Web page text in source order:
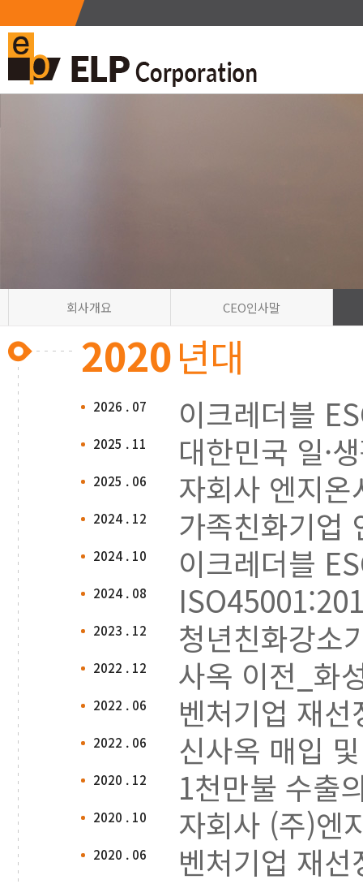
회사개요 CEO인사말
2020년대
2026 . 07 이크레더블
2025 . 11 대한민국 일·
2025 . 06 자회사 엔지
2024 . 12 가족친화기업
2024 . 10 이크레더블
2024 . 08
2023 . 12 청년친화강소
2022 . 12 사옥 이전_화
2022 . 06 벤처기업 재선
2022 . 06 신사옥 매입
2020 . 12 1천만불 수출
2020 . 10 자회사 (주)엔
2020 . 06 벤처기업 재선